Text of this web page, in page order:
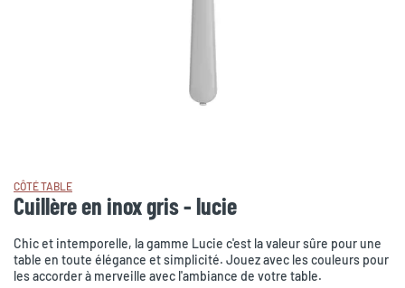
CÔTÉ TABLE
Cuillère en inox gris - lucie
Chic et intemporelle, la gamme Lucie c'est la valeur sûre pour une
table en toute élégance et simplicité. Jouez avec les couleurs pour
les accorder à merveille avec l'ambiance de votre table.